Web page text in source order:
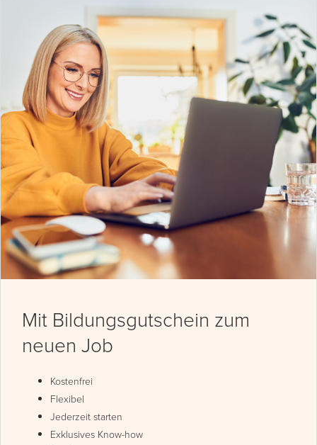
Mit Bildungsgutschein zum
neuen Job
Kostenfrei
Flexibel
Jederzeit starten
Exklusives Know-how